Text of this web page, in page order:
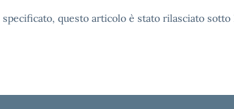
questo articolo è stato rilasciato